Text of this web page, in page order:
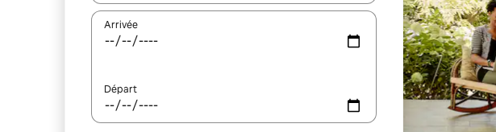
Arrivée
Départ